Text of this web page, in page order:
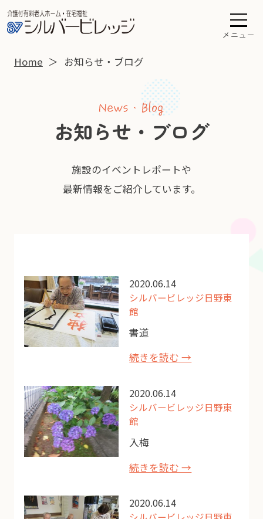
メニュー
Home お知らせ・ブログ
お知らせ・ブログ
施設のイベントレポートや
最新情報をご紹介しています。
2020.06.14
シルバービレッジ日野東
館
書道
続きを読む →
2020.06.14
シルバービレッジ日野東
館
入梅
続きを読む →
2020.06.14